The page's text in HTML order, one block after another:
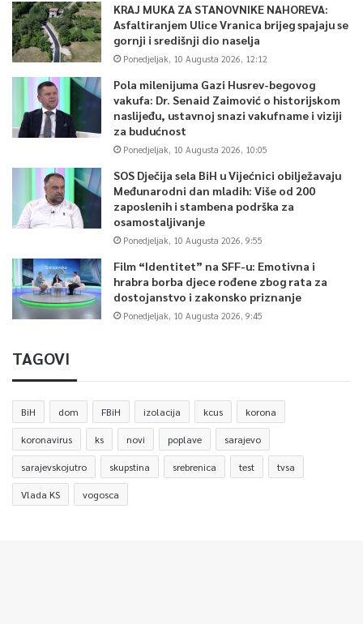
KRAJ MUKA ZA STANOVNIKE NAHOREVA:
Asfaltiranjem Ulice Vranica brijeg spajaju se
gornji i središnji dio naselja
Ponedjeljak, 10 Augusta 2026, 12:12
Pola milenijuma Gazi Husrev-begovog
vakufa: Dr. Senaid Zaimović o historijskom
naslijeđu, ustavnoj snazi vakufname i viziji
za budućnost
Ponedjeljak, 10 Augusta 2026, 10:05
SOS Dječija sela BiH u Vijećnici obilježavaju
Međunarodni dan mladih: Više od 200
zaposlenih i stambena podrška za
osamostaljivanje
Ponedjeljak, 10 Augusta 2026, 9:55
Film “Identitet” na SFF-u: Emotivna i
hrabra borba djece rođene zbog rata za
dostojanstvo i zakonsko priznanje
Ponedjeljak, 10 Augusta 2026, 9:45
TAGOVI
BiH dom FBiH izolacija kcus korona
koronavirus ks novi poplave sarajevo
sarajevskojutro skupstina srebrenica test tvsa
Vlada KS vogosca